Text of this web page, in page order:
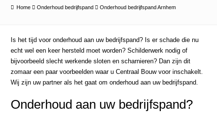
Home Onderhoud bedrijfspand Onderhoud bedrijfspand Arnhem
Is het tijd voor onderhoud aan uw bedrijfspand? Is er schade die nu
echt wel een keer hersteld moet worden? Schilderwerk nodig of
bijvoorbeeld slecht werkende sloten en scharnieren? Dan zijn dit
zomaar een paar voorbeelden waar u Centraal Bouw voor inschakelt.
Wij zijn uw partner als het gaat om onderhoud aan uw bedrijfspand.
Onderhoud aan uw bedrijfspand?